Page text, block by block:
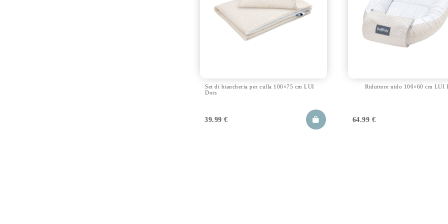
Set di biancheria per culla 100×75 cm LUI
Dots
39.99€
Riduttore nido 100×60 cm LUI
64.99 €